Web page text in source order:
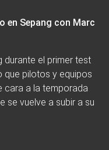
en Sepang con Marc
durante el primer test
que pilotos y equipos
cara a la temporada
se vuelve a subir a su